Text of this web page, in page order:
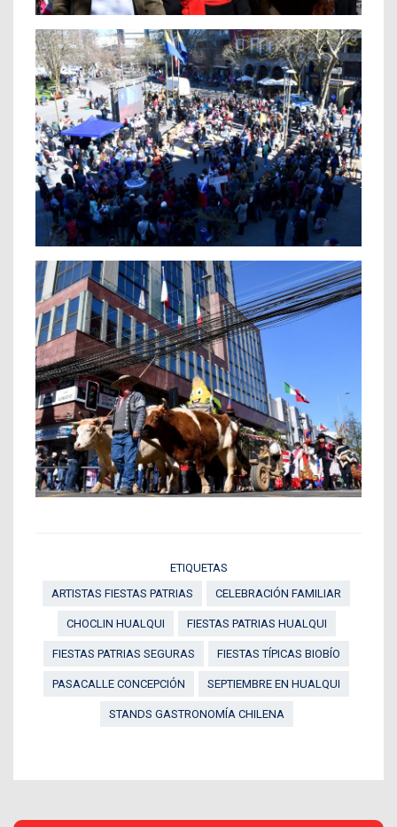
ETIQUETAS
ARTISTAS FIESTAS PATRIAS
CELEBRACIÓN FAMILIAR
CHOCLIN HUALQUI FIESTAS PATRIAS HUALQUI
FIESTAS PATRIAS SEGURAS FIESTAS TÍPICAS BIOBÍO
PASACALLE CONCEPCIÓN SEPTIEMBRE EN HUALQUI
STANDS GASTRONOMÍA CHILENA